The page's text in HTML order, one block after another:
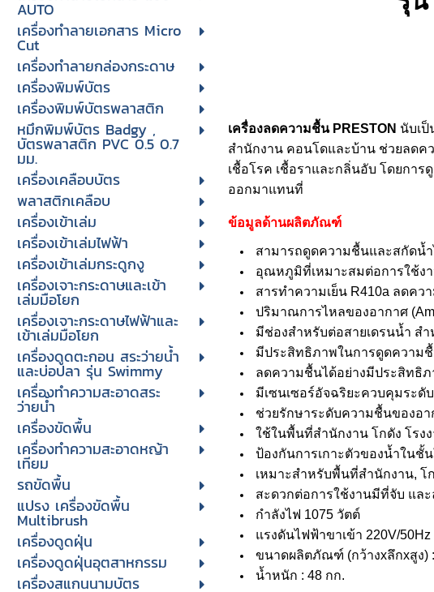
AUTO
เครื่องทำลายเอกสาร Micro
Cut
เครื่องทำลายกล่องกระดาษ
เครื่องพิมพ์บัตร
เครื่องพิมพ์บัตรพลาสติก
หมึกพิมพ์บัตร Badgy ,
บัตรพลาสติก PVC 0.5 0.7
มม.
เครื่องเคลือบบัตร
พลาสติกเคลือบ
เครื่องเข้าเล่ม
เครื่องเข้าเล่มไฟฟ้า
เครื่องเข้าเล่มกระดูกงู
เครื่องเจาะกระดาษและเข้า
เล่มมือโยก
เครื่องเจาะกระดาษไฟฟ้าและ
เข้าเล่มมือโยก
เครื่องดูดตะกอน สระว่ายน้ำ
และบ่อปลา รุ่น Swimmy
เครื่องทำความสะอาดสระ
ว่ายน้ำ
เครื่องขัดพื้น
เครื่องทำความสะอาดหญ้า
เทียม
รถขัดพื้น
แปรง เครื่องขัดพื้น
Multibrush
เครื่องดูดฝุ่น
เครื่องดูดฝุ่นอุตสาหกรรม
เครื่องสแกนนามบัตร
เครื่องลดความชื้น PRESTON นับเ
สำนักงาน คอนโดและบ้าน ช่วยลดค
เชื้อโรค เชื้อราและกลิ่นอับ โดยกา
ออกมาแทนที่
ข้อมูลด้านผลิตภัณฑ์
สามารถดูดความชื้นและสกัดน้
อุณหภูมิที่เหมาะสมต่อการใช้งา
สารทำความเย็น R410a ลดค
ปริมาณการไหลของอากาศ
มีช่องสำหรับต่อสายเดรนน้ำ ส
มีประสิทธิภาพในการดูดความ
ลดความชื้นได้อย่างมีประสิทธิภ
มีเซนเซอร์อัจฉริยะควบคุมระดั
ช่วยรักษาระดับความชื้นของอ
ใช้ในพื้นที่สำนักงาน โกดัง โรง
ป้องกันการเกาะตัวของน้ำในชั้
เหมาะสำหรับพื้นที่สำนักงาน, โ
สะดวกต่อการใช้งานมีที่จับ แล
กำลังไฟ 1075 วัตต์
แรงดันไฟฟ้าขาเข้า 220V/50Hz
ขนาดผลิตภัณฑ์ (กว้างxลึกxสูง) :
น้ำหนัก : 48 กก.